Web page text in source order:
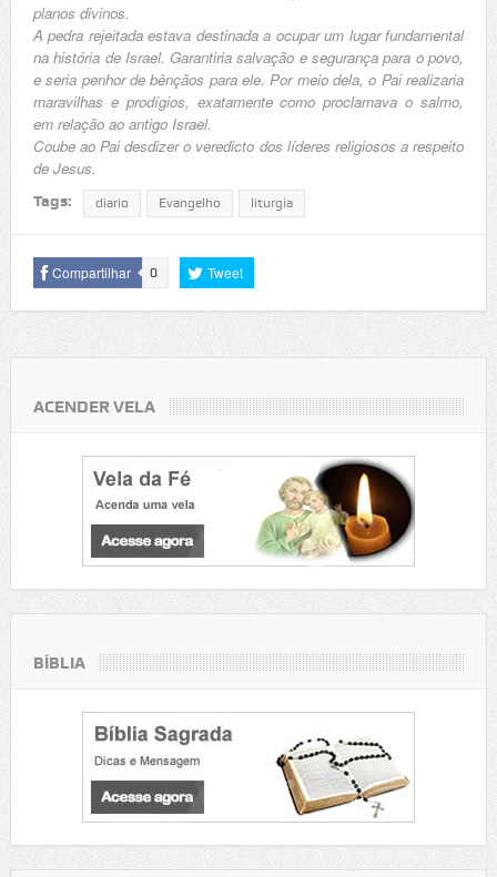
planos divinos.
A pedra rejeitada estava destinada a ocupar um lugar fundamental
na história de Israel. Garantiria salvação e segurança para o povo,
e seria penhor de bênçãos para ele. Por meio dela, o Pai realizaria
maravilhas e prodígios, exatamente como proclamava o salmo,
em relação ao antigo Israel.
Coube ao Pai desdizer o veredicto dos líderes religiosos a respeito
de Jesus.
Tags: diario Evangelho liturgia
Compartilhar 0 Tweet
ACENDER VELA
BÍBLIA